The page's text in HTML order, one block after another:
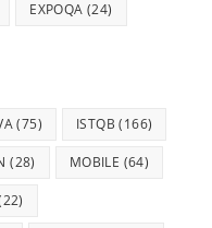
EXPOQA (24)
(75) ISTQB (166)
(28) MOBILE (64)